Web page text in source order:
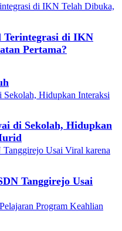
Terintegrasi di IKN
Pertama?
di Sekolah, Hidupkan
Tanggirejo Usai